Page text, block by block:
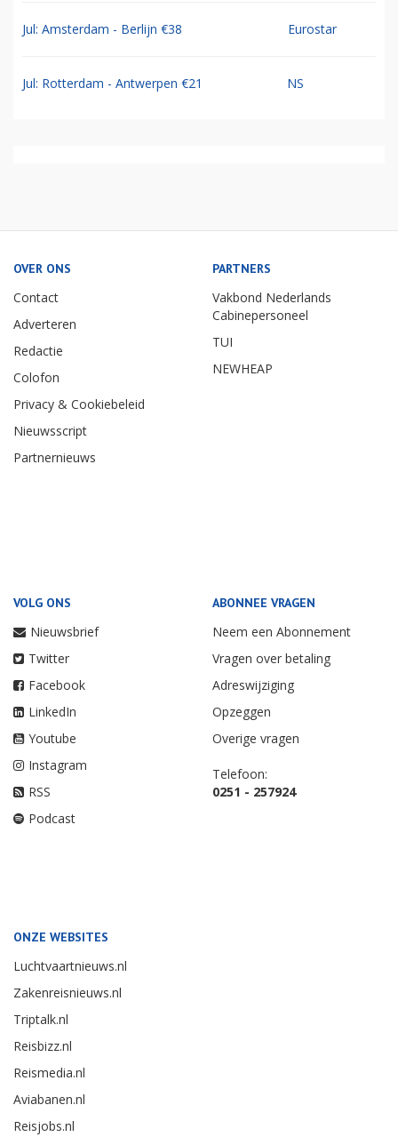
Jul: Amsterdam - Berlijn €38 Eurostar
Jul: Rotterdam - Antwerpen €21 NS
OVER ONS
Contact
Adverteren
Redactie
Colofon
Privacy & Cookiebeleid
Nieuwsscript
Partnernieuws
PARTNERS
Vakbond Nederlands
Cabinepersoneel
TUI
NEWHEAP
VOLG ONS
Nieuwsbrief
Twitter
Facebook
LinkedIn
Youtube
Instagram
RSS
Podcast
ABONNEE VRAGEN
Neem een Abonnement
Vragen over betaling
Adreswijziging
Opzeggen
Overige vragen
Telefoon:
0251 - 257924
ONZE WEBSITES
Luchtvaartnieuws.nl
Zakenreisnieuws.nl
Triptalk.nl
Reisbizz.nl
Reismedia.nl
Aviabanen.nl
Reisjobs.nl